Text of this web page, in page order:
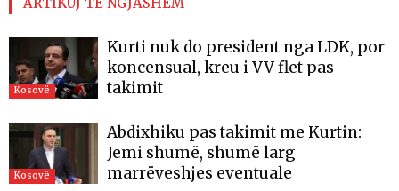
ARTIKUJ TË NGJASHËM
Kosovë
Kurti nuk do president nga LDK, por
koncensual, kreu i VV flet pas
takimit
Kosovë
Abdixhiku pas takimit me Kurtin:
Jemi shumë, shumë larg
marrëveshjes eventuale